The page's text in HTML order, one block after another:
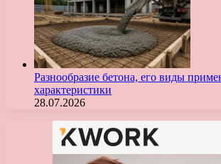
Разнообразие бетона, его виды
характеристики
28.07.2026